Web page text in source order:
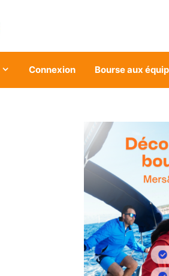
Connexion Bourse aux